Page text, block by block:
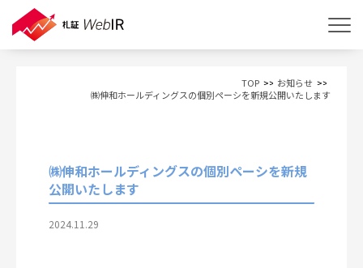
TOP
お知らせ
㈱伸和ホールディングスの個別ペーシを新規公開いたします
㈱伸和ホールディングスの個別ペーシを新規
公開いたします
2024.11.29